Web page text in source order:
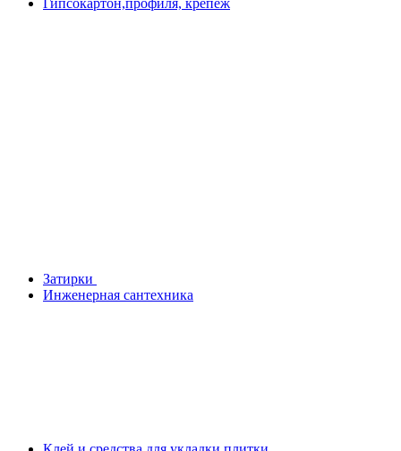
Гипсокартон,профиля, крепеж
Затирки
Инженерная сантехника